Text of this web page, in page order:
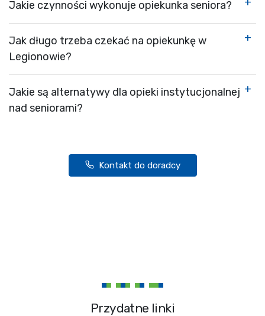
Jakie czynności wykonuje opiekunka seniora?
Jak długo trzeba czekać na opiekunkę w
Legionowie?
Jakie są alternatywy dla opieki instytucjonalnej
nad seniorami?
Kontakt do doradcy
Przydatne linki